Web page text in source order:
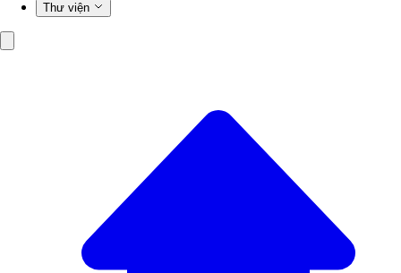
Thư viện